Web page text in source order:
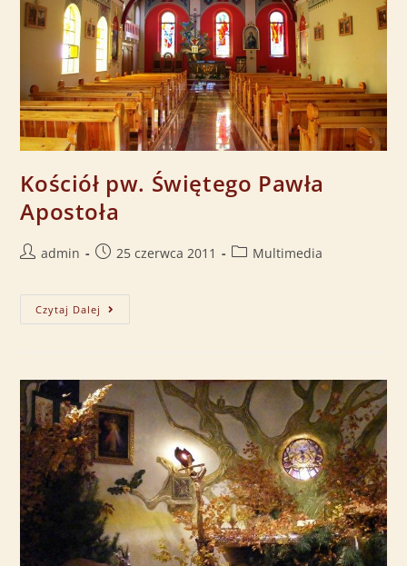
Kościół pw. Świętego Pawła
Apostoła
admin 25 czerwca 2011 Multimedia
Czytaj Dalej